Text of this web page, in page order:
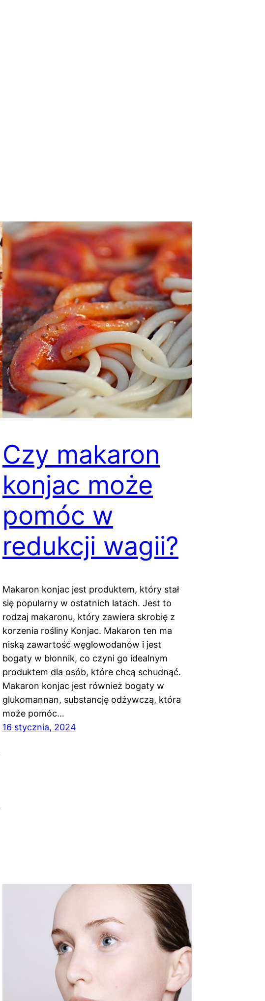
Czy makaron
konjac może
pomóc w
redukcji wagii?
Makaron konjac jest produktem, który stał
się popularny w ostatnich latach. Jest to
rodzaj makaronu, który zawiera skrobię z
korzenia rośliny Konjac. Makaron ten ma
niską zawartość węglowodanów i jest
bogaty w błonnik, co czyni go idealnym
produktem dla osób, które chcą schudnąć.
Makaron konjac jest również bogaty w
glukomannan, substancję odżywczą, która
może pomóc…
16 stycznia, 2024